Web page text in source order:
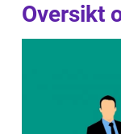
Oversikt